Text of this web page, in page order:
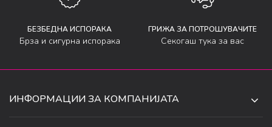
БЕЗБЕДНА ИСПОРАКА
Брза и сигурна испорака
ГРИЖА ЗА ПОТРОШУВАЧИТЕ
Секогаш тука за вас
ИНФОРМАЦИИ ЗА КОМПАНИЈАТА